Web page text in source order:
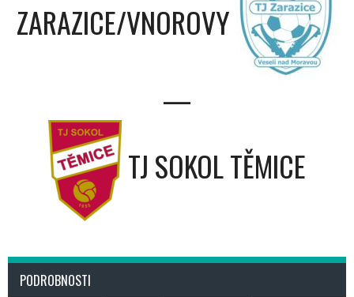
ZARAZICE/VNOROVY
—
TJ SOKOL TĚMICE
PODROBNOSTI